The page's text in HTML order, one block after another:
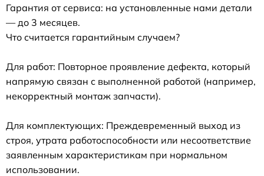
Гарантия от сервиса: на установленные нами детали
— до 3 месяцев.
Что считается гарантийным случаем?
Для работ: Повторное проявление дефекта, который
напрямую связан с выполненной работой (например,
некорректный монтаж запчасти).
Для комплектующих: Преждевременный выход из
строя, утрата работоспособности или несоответствие
заявленным характеристикам при нормальном
использовании.